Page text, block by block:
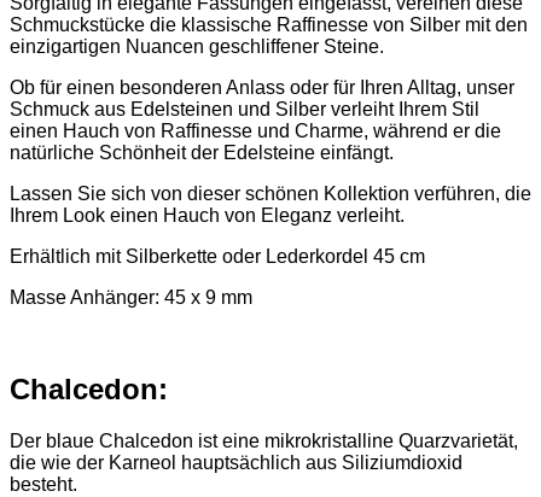
Schmuckstücke die klassische Raffinesse von Silber mit den
einzigartigen Nuancen geschliffener Steine.
Ob für einen besonderen Anlass oder für Ihren Alltag, unser
Schmuck aus Edelsteinen und Silber verleiht Ihrem Stil
einen Hauch von Raffinesse und Charme, während er die
natürliche Schönheit der Edelsteine einfängt.
Lassen Sie sich von dieser schönen Kollektion verführen, die
Ihrem Look einen Hauch von Eleganz verleiht.
Erhältlich mit Silberkette oder Lederkordel 45 cm
Masse Anhänger: 45 x 9 mm
Chalcedon:
Der blaue Chalcedon ist eine mikrokristalline Quarzvarietät,
die wie der Karneol hauptsächlich aus Siliziumdioxid
besteht.